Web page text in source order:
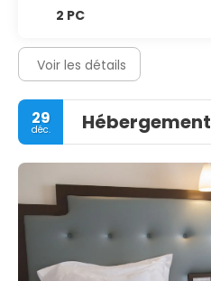
2 PC
Voir les détails
29
déc. Hébergement